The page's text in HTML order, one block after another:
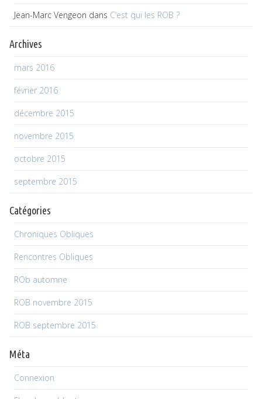
Jean-Marc Vengeon dans C’est qui les ROB ?
Archives
mars 2016
février 2016
décembre 2015
novembre 2015
octobre 2015
septembre 2015
Catégories
Chroniques Obliques
Rencontres Obliques
ROb automne
ROB novembre 2015
ROB septembre 2015
Méta
Connexion